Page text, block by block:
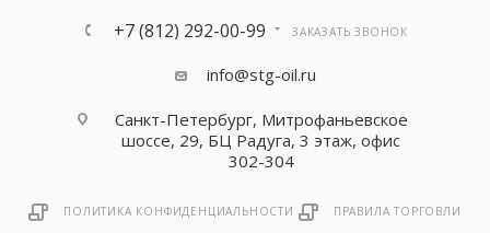
+7 (812) 292-00-99 ЗАКАЗАТЬ ЗВОНОК
info@stg-oil.ru
Санкт-Петербург, Митрофаньевское
шоссе, 29, БЦ Радуга, 3 этаж, офис
302-304
ПОЛИТИКА КОНФИДЕНЦИАЛЬНОСТИ ПРАВИЛА ТОРГОВЛИ